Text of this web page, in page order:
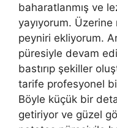
baharatlanmış ve
yayıyorum.
peyniri ekliyorum.
püresiyle devam
bastırıp şekiller
tarife profesyonel
Böyle küçük bir
getiriyor ve güzel